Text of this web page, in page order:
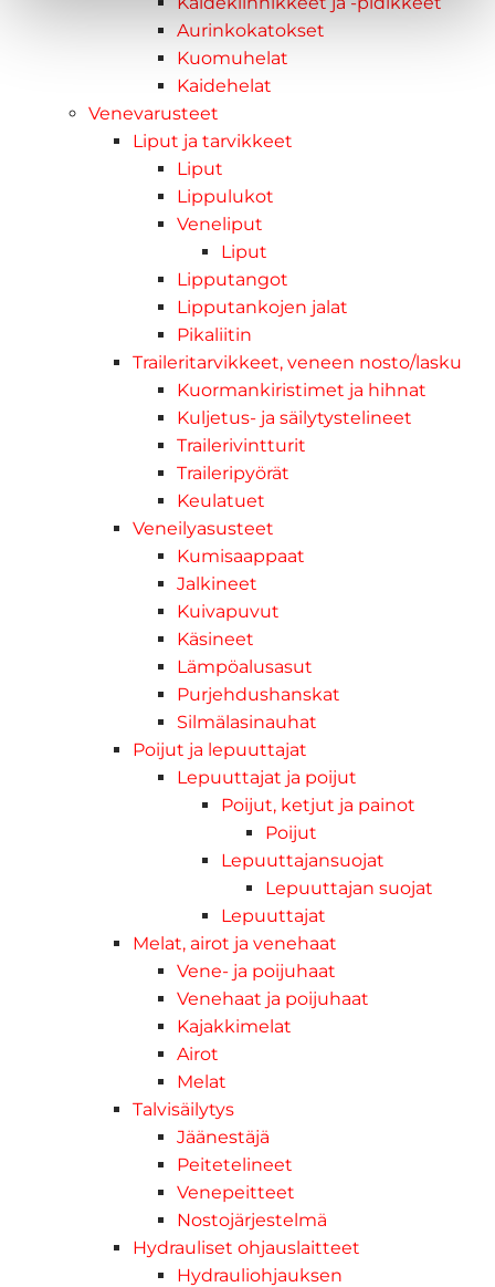
Aurinkokatokset
Kuomuhelat
Kaidehelat
Venevarusteet
Liput ja tarvikkeet
Liput
Lippulukot
Veneliput
Liput
Lipputangot
Lipputankojen jalat
Pikaliitin
Traileritarvikkeet, veneen nosto/lasku
Kuormankiristimet ja hihnat
Kuljetus- ja säilytystelineet
Trailerivintturit
Traileripyörät
Keulatuet
Veneilyasusteet
Kumisaappaat
Jalkineet
Kuivapuvut
Käsineet
Lämpöalusasut
Purjehdushanskat
Silmälasinauhat
Poijut ja lepuuttajat
Lepuuttajat ja poijut
Poijut, ketjut ja painot
Poijut
Lepuuttajansuojat
Lepuuttajan suojat
Lepuuttajat
Melat, airot ja venehaat
Vene- ja poijuhaat
Venehaat ja poijuhaat
Kajakkimelat
Airot
Melat
Talvisäilytys
Jäänestäjä
Peitetelineet
Venepeitteet
Nostojärjestelmä
Hydrauliset ohjauslaitteet
Hydrauliohjauksen